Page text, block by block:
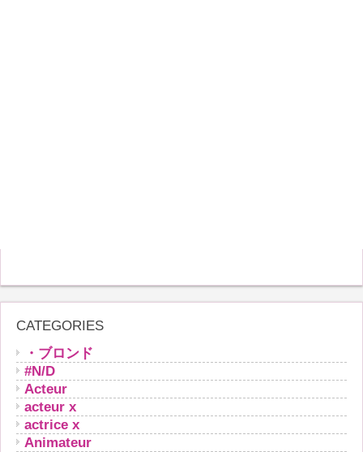
CATEGORIES
・ブロンド
#N/D
Acteur
acteur x
actrice x
Animateur